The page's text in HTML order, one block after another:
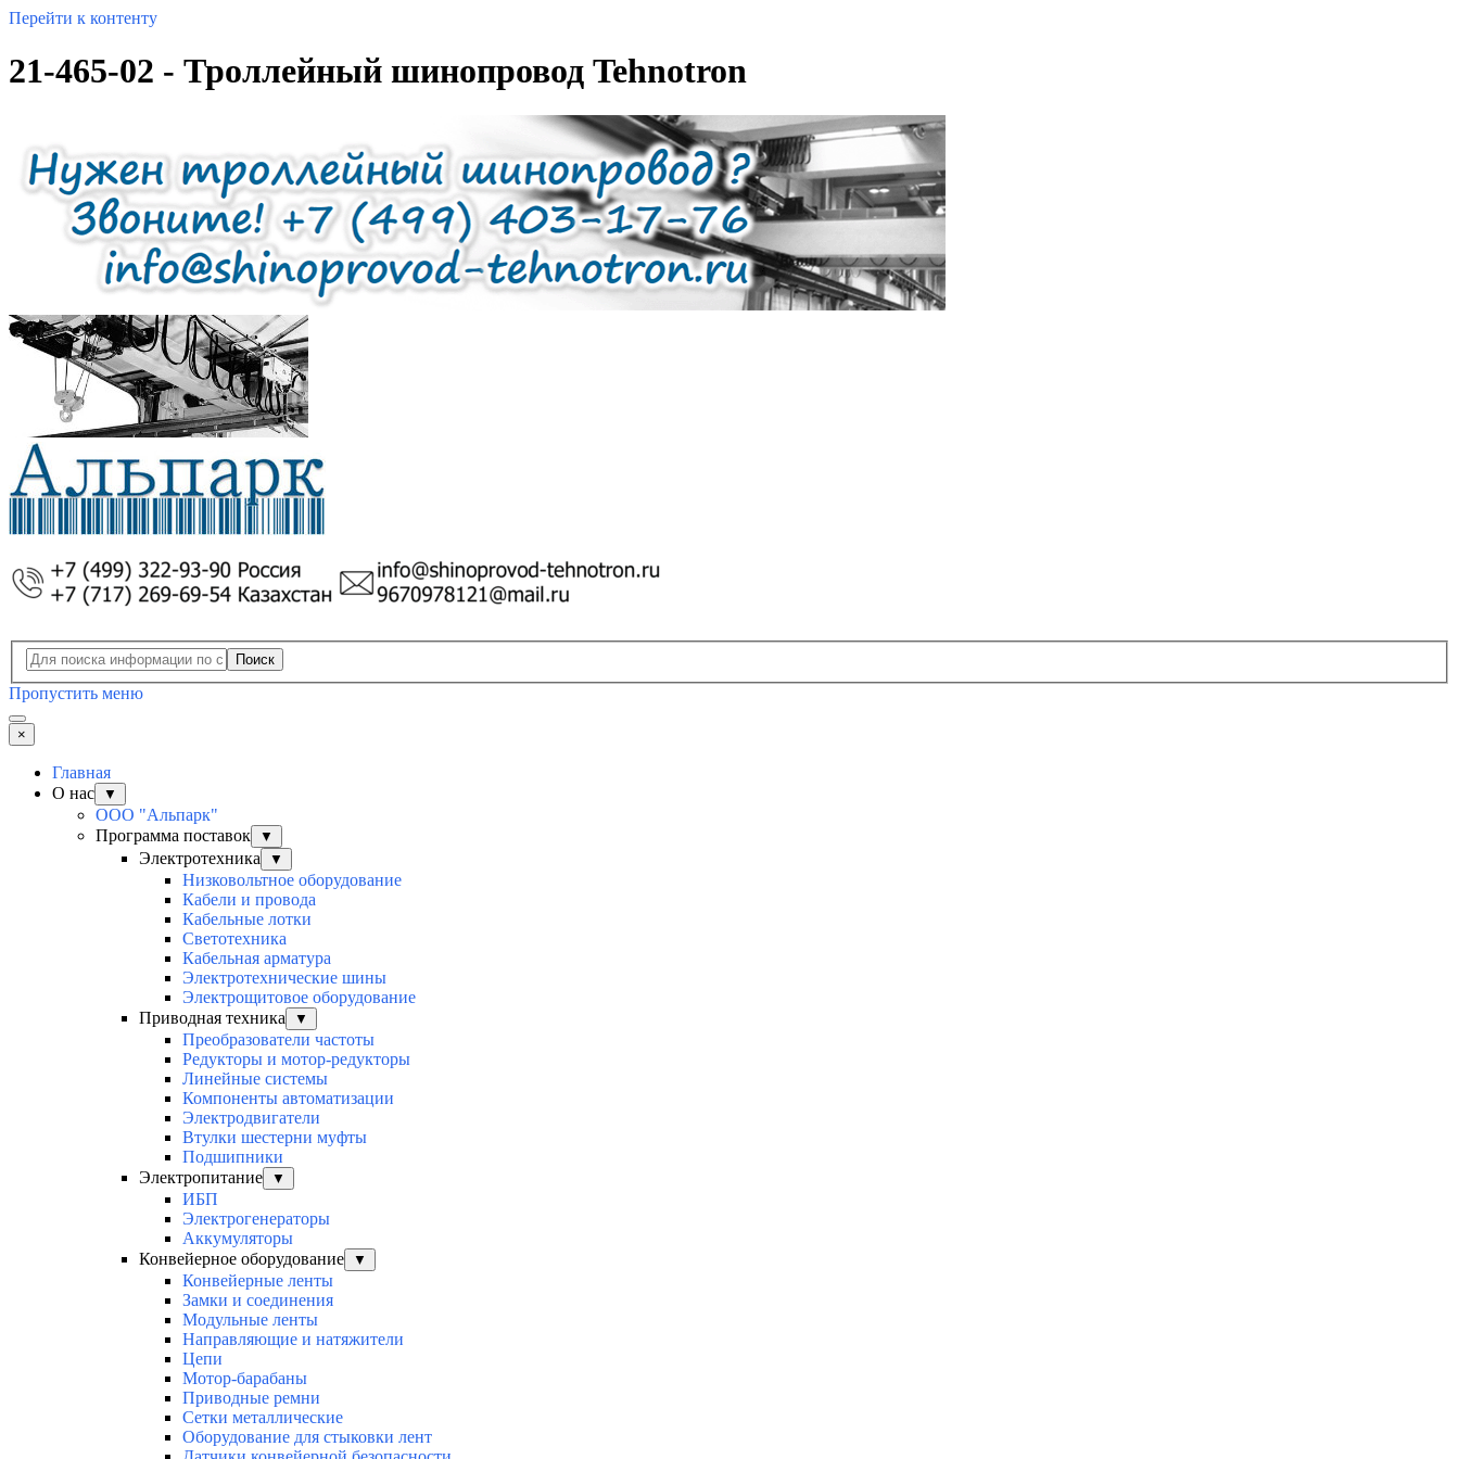
Перейти к контенту
21-465-02 - Троллейный шинопровод Tehnotron
Поиск
Пропустить меню
×
Главная
О нас
▼
ООО "Альпарк"
Программа поставок
▼
Электротехника ▼
Низковольтное оборудование
Кабели и провода
Кабельные лотки
Светотехника
Кабельная арматура
Электротехнические шины
Электрощитовое оборудование
Приводная техника
▼
Преобразователи частоты
Редукторы и мотор-редукторы
Линейные системы
Компоненты автоматизации
Электродвигатели
Втулки шестерни муфты
Подшипники
Электропитание
▼
ИБП
Электрогенераторы
Аккумуляторы
Конвейерное оборудование
▼
Конвейерные ленты
Замки и соединения
Модульные ленты
Направляющие и натяжители
Цепи
Мотор-барабаны
Приводные ремни
Сетки металлические
Оборудование для стыковки лент